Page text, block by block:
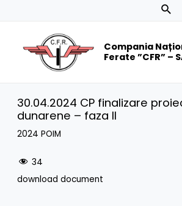
Compania
Ferate ”CFR” –
30.04.2024 CP finalizare
dunarene – faza II
2024 POIM
34
download document